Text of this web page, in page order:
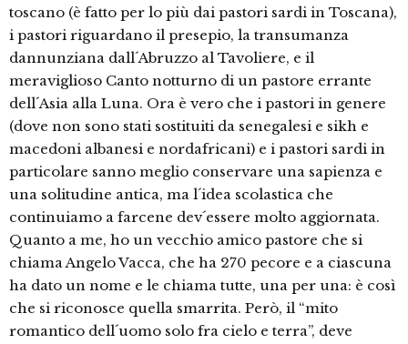
toscano (è fatto per lo più dai pastori sardi in Toscana),
i pastori riguardano il presepio, la transumanza
dannunziana dall´Abruzzo al Tavoliere, e il
meraviglioso Canto notturno di un pastore errante
dell´Asia alla Luna. Ora è vero che i pastori in genere
(dove non sono stati sostituiti da senegalesi e sikh e
macedoni albanesi e nordafricani) e i pastori sardi in
particolare sanno meglio conservare una sapienza e
una solitudine antica, ma l´idea scolastica che
continuiamo a farcene dev´essere molto aggiornata.
Quanto a me, ho un vecchio amico pastore che si
chiama Angelo Vacca, che ha 270 pecore e a ciascuna
ha dato un nome e le chiama tutte, una per una: è così
che si riconosce quella smarrita. Però, il “mito
romantico dell´uomo solo fra cielo e terra”, deve